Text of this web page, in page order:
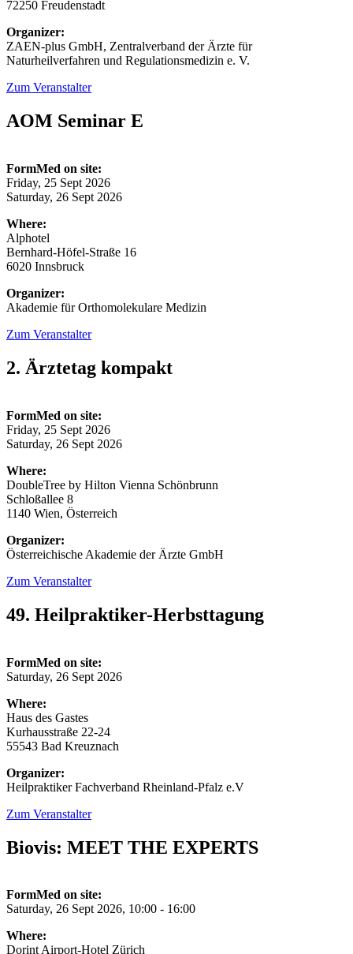
72250 Freudenstadt
Organizer:
ZAEN-plus GmbH, Zentralverband der Ärzte für
Naturheilverfahren und Regulationsmedizin e. V.
Zum Veranstalter
AOM Seminar E
FormMed on site:
Friday, 25 Sept 2026
Saturday, 26 Sept 2026
Where:
Alphotel
Bernhard-Höfel-Straße 16
6020 Innsbruck
Organizer:
Akademie für Orthomolekulare Medizin
Zum Veranstalter
2. Ärztetag kompakt
FormMed on site:
Friday, 25 Sept 2026
Saturday, 26 Sept 2026
Where:
DoubleTree by Hilton Vienna Schönbrunn
Schloßallee 8
1140 Wien, Österreich
Organizer:
Österreichische Akademie der Ärzte GmbH
Zum Veranstalter
49. Heilpraktiker-Herbsttagung
FormMed on site:
Saturday, 26 Sept 2026
Where:
Haus des Gastes
Kurhausstraße 22-24
55543 Bad Kreuznach
Organizer:
Heilpraktiker Fachverband Rheinland-Pfalz e.V
Zum Veranstalter
Biovis: MEET THE EXPERTS
FormMed on site:
Saturday, 26 Sept 2026, 10:00 - 16:00
Where:
Dorint Airport-Hotel Zürich